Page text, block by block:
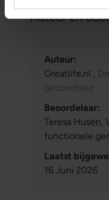
Auteur en
Auteur:
Greatlife.nl ,
gezondheid
Beoordelaar:
Teresa Husén,
functionele
Laatst
16 Juni 2026